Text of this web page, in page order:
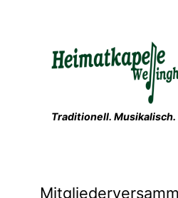
Traditionell. Musikalisch.